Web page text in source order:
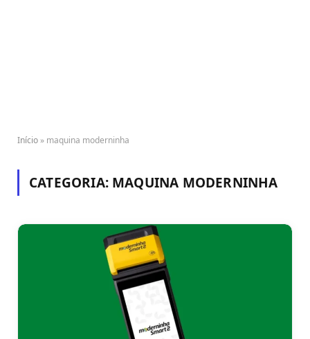
Início » maquina moderninha
CATEGORIA: MAQUINA MODERNINHA